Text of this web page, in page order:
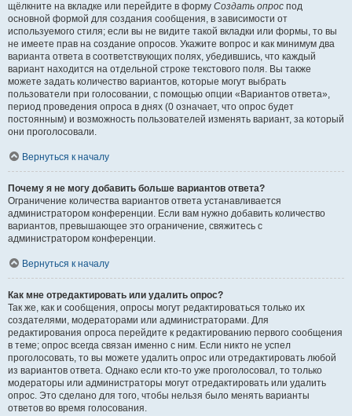
щёлкните на вкладке или перейдите в форму Создать опрос под
основной формой для создания сообщения, в зависимости от
используемого стиля; если вы не видите такой вкладки или формы, то вы
не имеете прав на создание опросов. Укажите вопрос и как минимум два
варианта ответа в соответствующих полях, убедившись, что каждый
вариант находится на отдельной строке текстового поля. Вы также
можете задать количество вариантов, которые могут выбрать
пользователи при голосовании, с помощью опции «Вариантов ответа»,
период проведения опроса в днях (0 означает, что опрос будет
постоянным) и возможность пользователей изменять вариант, за который
они проголосовали.
Вернуться к началу
Почему я не могу добавить больше вариантов ответа?
Ограничение количества вариантов ответа устанавливается
администратором конференции. Если вам нужно добавить количество
вариантов, превышающее это ограничение, свяжитесь с
администратором конференции.
Вернуться к началу
Как мне отредактировать или удалить опрос?
Так же, как и сообщения, опросы могут редактироваться только их
создателями, модераторами или администраторами. Для
редактирования опроса перейдите к редактированию первого сообщения
в теме; опрос всегда связан именно с ним. Если никто не успел
проголосовать, то вы можете удалить опрос или отредактировать любой
из вариантов ответа. Однако если кто-то уже проголосовал, то только
модераторы или администраторы могут отредактировать или удалить
опрос. Это сделано для того, чтобы нельзя было менять варианты
ответов во время голосования.